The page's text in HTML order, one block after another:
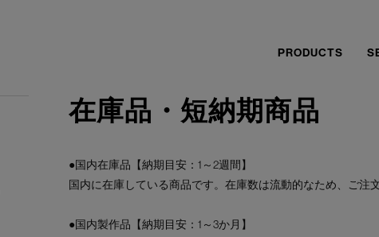
PRODUCTS
在庫品・短納期商品
●国内在庫品【納期目安：1～2週間】
国内に在庫している商品です。在庫数は流動的なため、ご注
●国内製作品【納期目安：1～3か月】